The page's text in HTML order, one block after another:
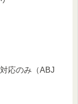
応のみ（ABJ